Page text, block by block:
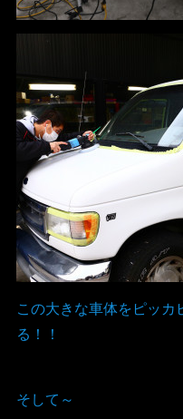
この大きな車体をピッ
る！！
そして～